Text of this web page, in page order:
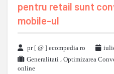
pentru retail sunt
mobile-ul
pr [ @ ] ecompedia ro
Generalitati , Optimizarea
online